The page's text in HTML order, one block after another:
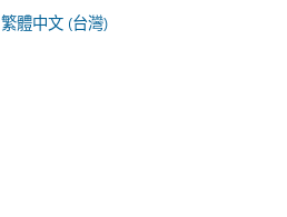
繁體中文 (台灣)